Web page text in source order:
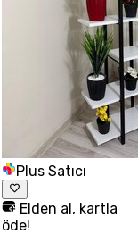
Plus Satıcı
Elden al, kartla
öde!